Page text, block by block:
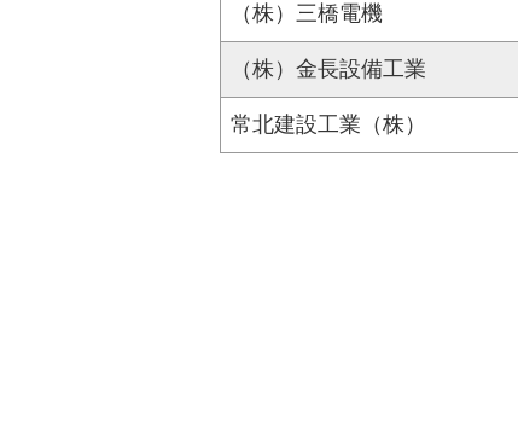
（株）三橋電機
（株）金長設備工業
常北建設工業（株）